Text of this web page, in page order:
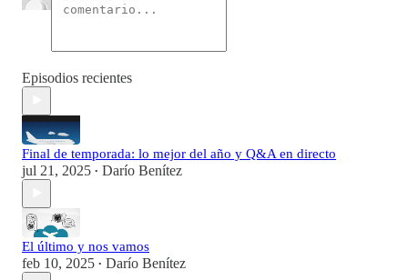
Episodios recientes
Final de temporada: lo mejor del año y Q&A en directo
jul 21, 2025 • Darío Benítez
El último y nos vamos
feb 10, 2025 • Darío Benítez